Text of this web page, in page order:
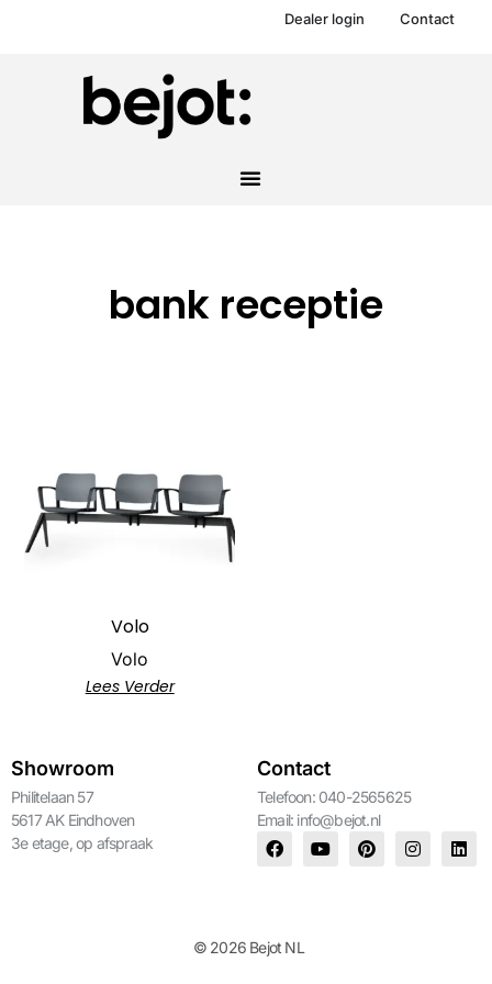
Dealer login Contact
bank receptie
Volo
Volo
Lees Verder
Showroom
Philitelaan 57
5617 AK Eindhoven
3e etage, op afspraak
Contact
Telefoon: 040-2565625
Email: info@bejot.nl
© 2026 Bejot NL